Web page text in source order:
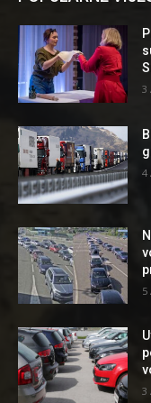
3
4
5
3